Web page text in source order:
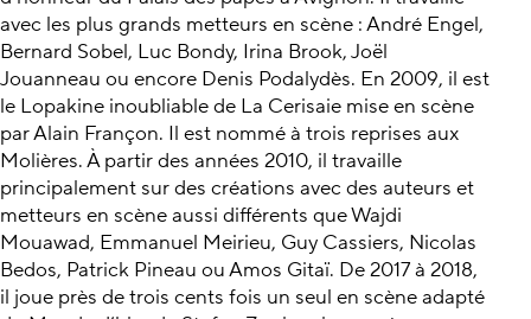
avec les plus grands metteurs en scène : André Engel,
Bernard Sobel, Luc Bondy, Irina Brook, Joël
Jouanneau ou encore Denis Podalydès. En 2009, il est
le Lopakine inoubliable de La Cerisaie mise en scène
par Alain Françon. Il est nommé à trois reprises aux
Molières. À partir des années 2010, il travaille
principalement sur des créations avec des auteurs et
metteurs en scène aussi différents que Wajdi
Mouawad, Emmanuel Meirieu, Guy Cassiers, Nicolas
Bedos, Patrick Pineau ou Amos Gitaï. De 2017 à 2018,
il joue près de trois cents fois un seul en scène adapté